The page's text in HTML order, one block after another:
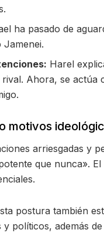
ha pasado de
Harel
Ahora, se
motivos
arriesgadas y
que nunca».
postura también
y políticos, además